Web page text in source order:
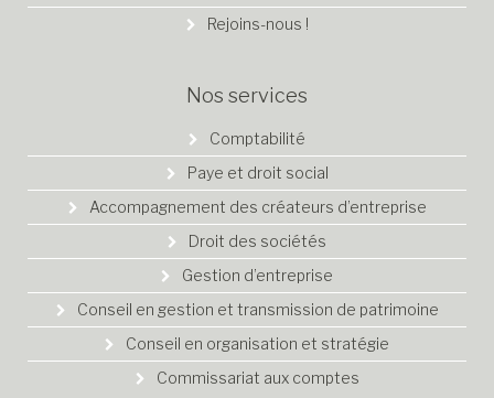
Rejoins-nous !
Nos services
Comptabilité
Paye et droit social
Accompagnement des créateurs d’entreprise
Droit des sociétés
Gestion d’entreprise
Conseil en gestion et transmission de patrimoine
Conseil en organisation et stratégie
Commissariat aux comptes